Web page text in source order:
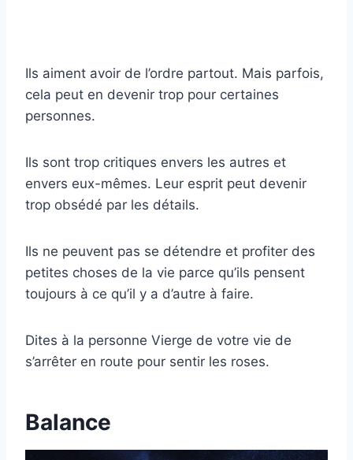
Ils aiment avoir de l’ordre partout. Mais parfois,
cela peut en devenir trop pour certaines
personnes.
Ils sont trop critiques envers les autres et
envers eux-mêmes. Leur esprit peut devenir
trop obsédé par les détails.
Ils ne peuvent pas se détendre et profiter des
petites choses de la vie parce qu’ils pensent
toujours à ce qu’il y a d’autre à faire.
Dites à la personne Vierge de votre vie de
s’arrêter en route pour sentir les roses.
Balance